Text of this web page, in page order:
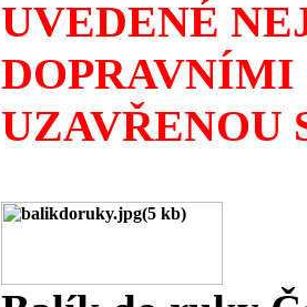
UVEDENÉ
UZAVŘENOU